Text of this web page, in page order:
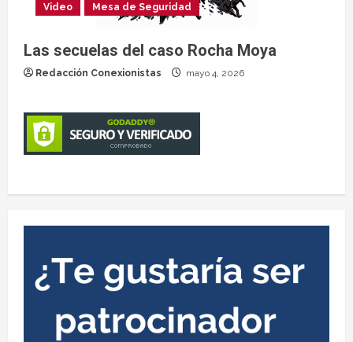
Video Mesa de Seguridad
Las secuelas del caso Rocha Moya
Redacción Conexionistas mayo 4, 2026